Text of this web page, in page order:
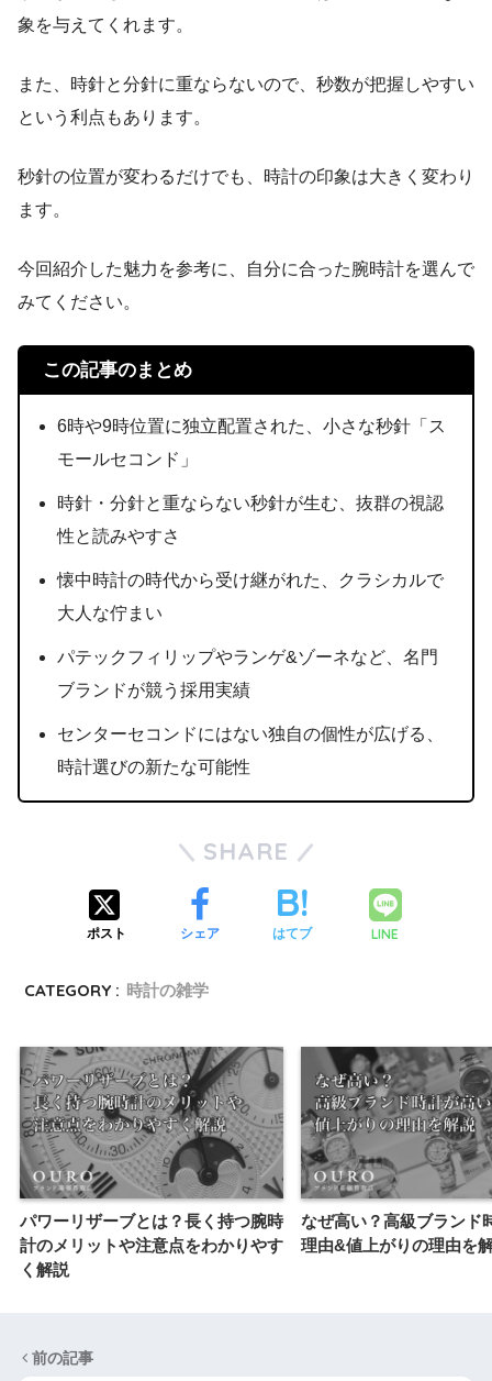
象を与えてくれます。
また、時針と分針に重ならないので、秒数が把握しやすい
という利点もあります。
秒針の位置が変わるだけでも、時計の印象は大きく変わり
ます。
今回紹介した魅力を参考に、自分に合った腕時計を選んで
みてください。
この記事のまとめ
6時や9時位置に独立配置された、小さな秒針「ス
モールセコンド」
時針・分針と重ならない秒針が生む、抜群の視認
性と読みやすさ
懐中時計の時代から受け継がれた、クラシカルで
大人な佇まい
パテックフィリップやランゲ&ゾーネなど、名門
ブランドが競う採用実績
センターセコンドにはない独自の個性が広げる、
時計選びの新たな可能性
SHARE
ポスト シェア はてブ LINE
CATEGORY : 時計の雑学
パワーリザーブとは？長く持つ腕時
計のメリットや注意点をわかりやす
く解説
なぜ高い？高級ブランド
理由&値上がりの理由を
前の記事